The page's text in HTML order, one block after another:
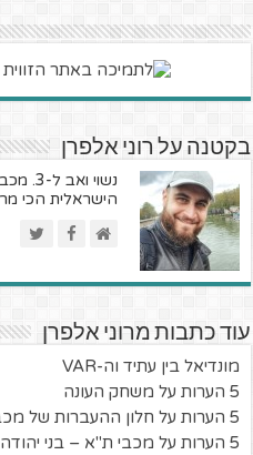
בקטנה על רוני אלפרן
הישראלית הכי
עוד כתבות מרוני אלפרן
מונדיאל בין עתיד וה-VAR
5 הערות על משחק העונה
5 הערות על חלון ההעברות של מכבי תל אביב
5 הערות על מכבי ת"א – בני יהודה